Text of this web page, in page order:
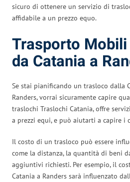
sicuro di ottenere un servizio di
affidabile a un prezzo equo.
Trasporto
da Catania a
Se stai pianificando un trasloco dalla
Randers, vorrai sicuramente capire
traslochi Traslochi Catania, offre
a prezzi equi, e può aiutarti a capire i
Il costo di un trasloco può essere
come la distanza, la quantità di beni
aggiuntivi richiesti. Per esempio, il
Catania a Randers sarà influenzato